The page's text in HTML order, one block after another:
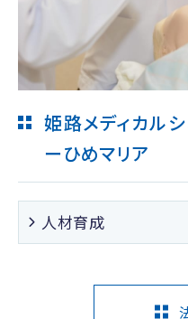
姫路メディカル
ーひめマリア
人材育成